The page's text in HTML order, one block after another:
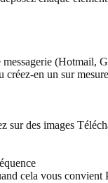
(Hotmail,
créez-en un sur
sur des images
cela vous convient